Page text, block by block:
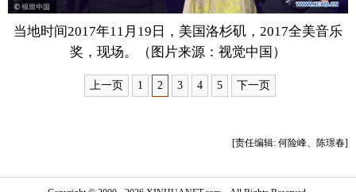
富媒体 摄影 新华广播
当地时间2017年11月19日，美国洛杉矶，2017全美音乐
奖，现场。（图片来源：视觉中国）
上一页 1 2 3 4 5 下一页
[责任编辑: 何险峰、陈璟春]